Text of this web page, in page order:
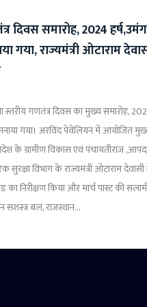
दिवस समारोह, 2024 हर्ष,उमंग
गया, राज्यमंत्री ओटाराम
स्तरीय गणतंत्र दिवस का मुख्य समारोह,
गया। अरविंद पेवेलियन में आयोजित
के ग्रामीण विकास एवं पंचायतीराज
सुरक्षा विभाग के राज्यमंत्री ओटाराम
का निरीक्षण किया और मार्च पास्ट की
सशस्त्र बल, राजस्थान...